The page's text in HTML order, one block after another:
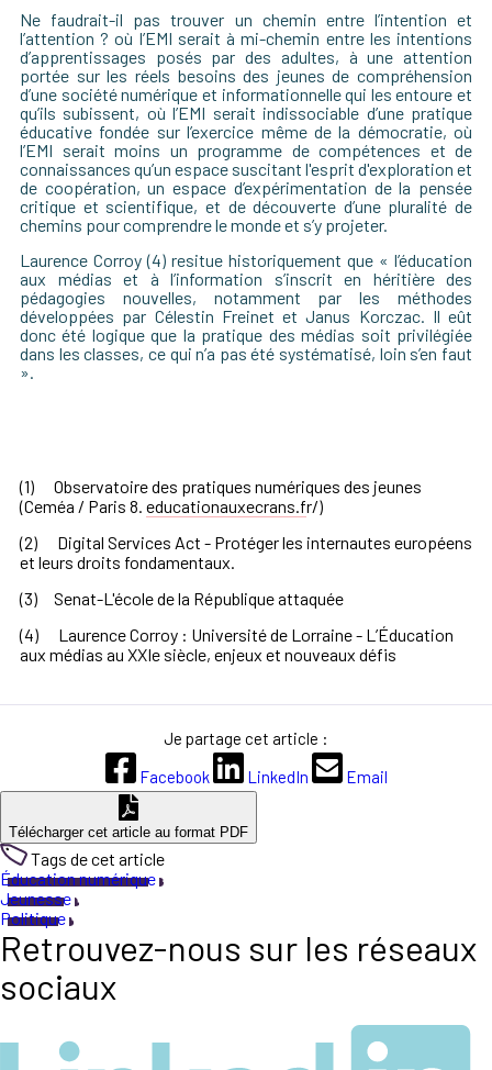
Ne faudrait-il pas trouver un chemin entre l’intention et
l’attention ? où l’EMI serait à mi-chemin entre les intentions
d’apprentissages posés par des adultes, à une attention
portée sur les réels besoins des jeunes de compréhension
d’une société numérique et informationnelle qui les entoure et
qu’ils subissent, où l’EMI serait indissociable d’une pratique
éducative fondée sur l’exercice même de la démocratie, où
l’EMI serait moins un programme de compétences et de
connaissances qu’un espace suscitant l'esprit d'exploration et
de coopération, un espace d’expérimentation de la pensée
critique et scientifique, et de découverte d’une pluralité de
chemins pour comprendre le monde et s’y projeter.
Laurence Corroy (4) resitue historiquement que « l’éducation
aux médias et à l’information s’inscrit en héritière des
pédagogies nouvelles, notamment par les méthodes
développées par Célestin Freinet et Janus Korczac. Il eût
donc été logique que la pratique des médias soit privilégiée
dans les classes, ce qui n’a pas été systématisé, loin s’en faut
».
(1) Observatoire des pratiques numériques des jeunes
(Ceméa / Paris 8. educationauxecrans.fr/)
(2)
Digital Services Act - Protéger les internautes européens
et leurs droits fondamentaux.
(3) Senat-L'école de la République attaquée
(4) Laurence Corroy : Université de Lorraine - L’Éducation
aux médias au XXIe siècle, enjeux et nouveaux défis
Je partage cet article :
Facebook
LinkedIn Email
Télécharger cet article au format PDF
Tags de cet article
Éducation numérique
Jeunesse
Politique
Retrouvez-nous sur les réseaux
sociaux